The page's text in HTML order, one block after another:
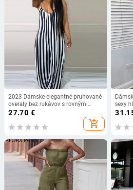
2023 Dámske elegantné pruhované
overaly bez rukávov s rovnými
nohavicami a špagetovými
27.70 €
add_shopping_cart
sexy
bez